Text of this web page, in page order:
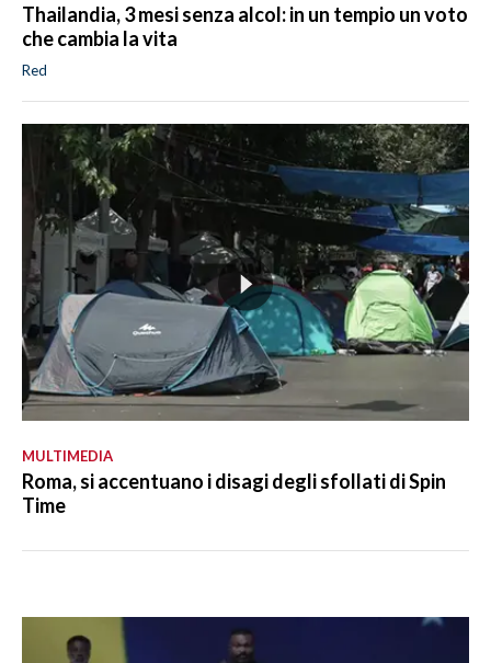
Thailandia, 3 mesi senza alcol: in un tempio un voto
che cambia la vita
Red
MULTIMEDIA
Roma, si accentuano i disagi degli sfollati di Spin
Time